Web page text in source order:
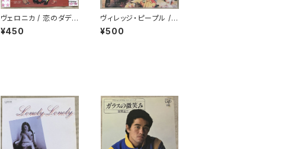
ヴェロニカ / 恋のダデ
ィ・オー
¥450
ヴィレッジ・ピープル /
イン・ザ・ネイヴィー
¥500